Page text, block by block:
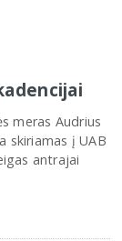
meras Audrius
skiriamas į UAB
antrajai